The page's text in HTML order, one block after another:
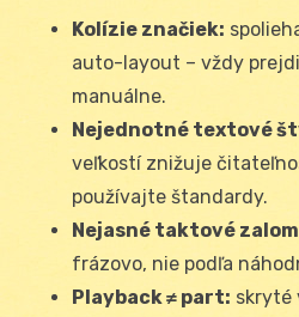
Kolízie značiek:
auto-layout – vždy
manuálne.
Nejednotné textové
veľkostí znižuje
používajte štandardy.
Nejasné taktové
frázovo, nie podľa
Playback ≠ part: skryté